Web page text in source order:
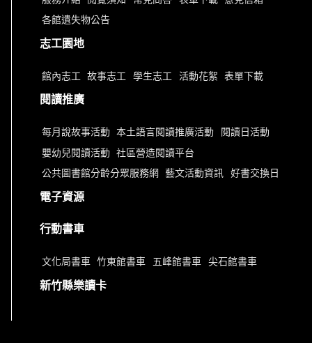
各館遺失物公告
志工園地
館內志工 故事志工 學生志工 活動花絮 表單下載
閱讀推廣
每月說故事活動 本土語言閱讀推廣活動 閱讀日活動
嬰幼兒閱讀活動 社區營造閱讀平台
公共圖書館分齡分眾服務網 藝文活動資訊 好書交換日
電子資源
行動書車
文化局書車 竹東館書車 五峰館書車 尖石館書車
新竹縣樂讀卡